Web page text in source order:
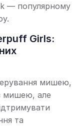
— популярному
Girls:
мишею,
мишею, але
та